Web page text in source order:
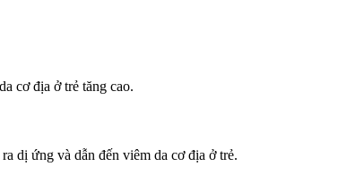
cơ địa ở trẻ tăng cao.
dị ứng và dẫn đến viêm da cơ địa ở trẻ.